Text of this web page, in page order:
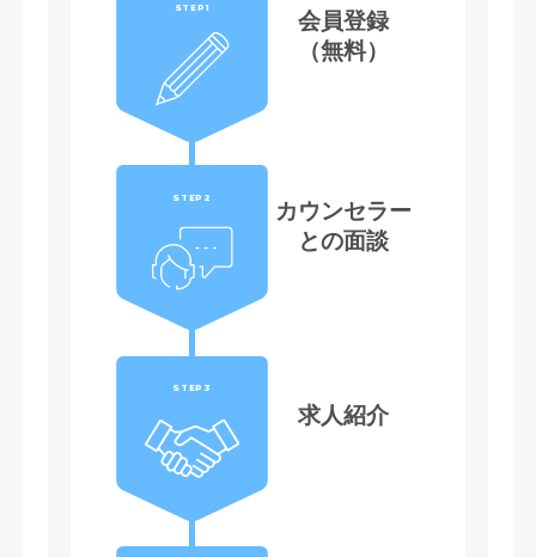
STEP1
会員登録
（無料）
STEP2
カウンセラー
との面談
STEP3
求人紹介